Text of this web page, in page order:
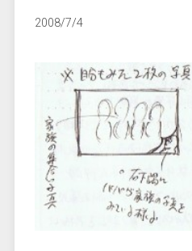
2008/7/4